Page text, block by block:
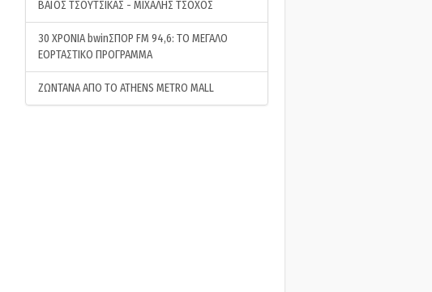
ΒΑΪΟΣ ΤΣΟΥΤΣΙΚΑΣ - ΜΙΧΑΛΗΣ ΤΣΟΧΟΣ
30 ΧΡΟΝΙΑ bwinΣΠΟΡ FM 94,6: ΤΟ ΜΕΓΑΛΟ
ΕΟΡΤΑΣΤΙΚΟ ΠΡΟΓΡΑΜΜΑ
ΖΩΝΤΑΝΑ ΑΠΟ ΤΟ ATHENS METRO MALL